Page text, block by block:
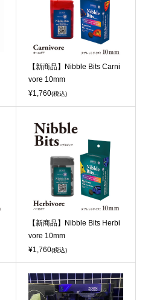
【新商品】Nibble Bits Carni
vore 10mm
¥1,760(税込)
【新商品】Nibble Bits Herbi
vore 10mm
¥1,760(税込)